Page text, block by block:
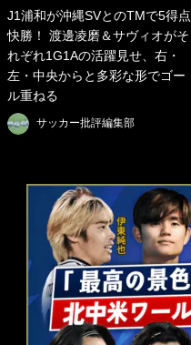
J1浦和が沖縄SVとのTMで5得点
快勝！ 渡邊凌磨＆サヴィオがそ
れぞれ1G1Aの活躍見せ、右・
左・中央からと多彩な形でゴー
ル重ねる
サッカー批評編集部